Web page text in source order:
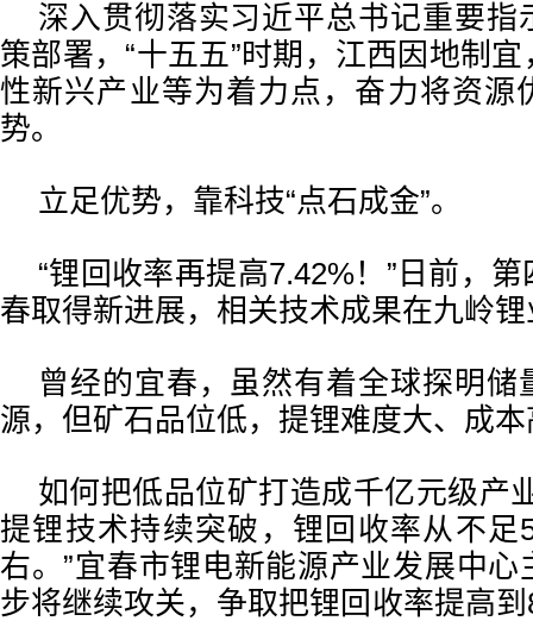
深入贯彻落实习近平总书记重要指
策部署，“十五五”时期，江西因地制
性新兴产业等为着力点，奋力将资源
势。
立足优势，靠科技“点石成金”。
“锂回收率再提高7.42%！”日前，
春取得新进展，相关技术成果在九岭
曾经的宜春，虽然有着全球探明储
源，但矿石品位低，提锂难度大、成
如何把低品位矿打造成千亿元级产
提锂技术持续突破，锂回收率从不足
右。”宜春市锂电新能源产业发展中
步将继续攻关，争取把锂回收率提高